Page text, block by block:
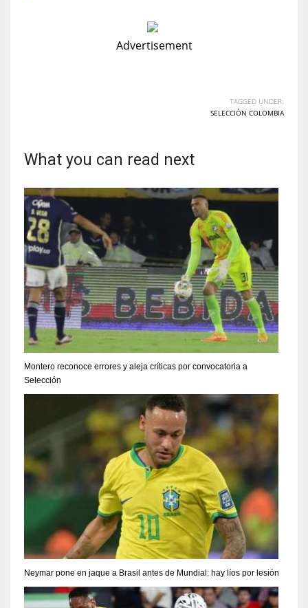
Advertisement
TAGGED UNDER:
SELECCIÓN COLOMBIA
What you can read next
Montero reconoce errores y aleja críticas por convocatoria a
Selección
Neymar pone en jaque a Brasil antes de Mundial: hay líos por lesión